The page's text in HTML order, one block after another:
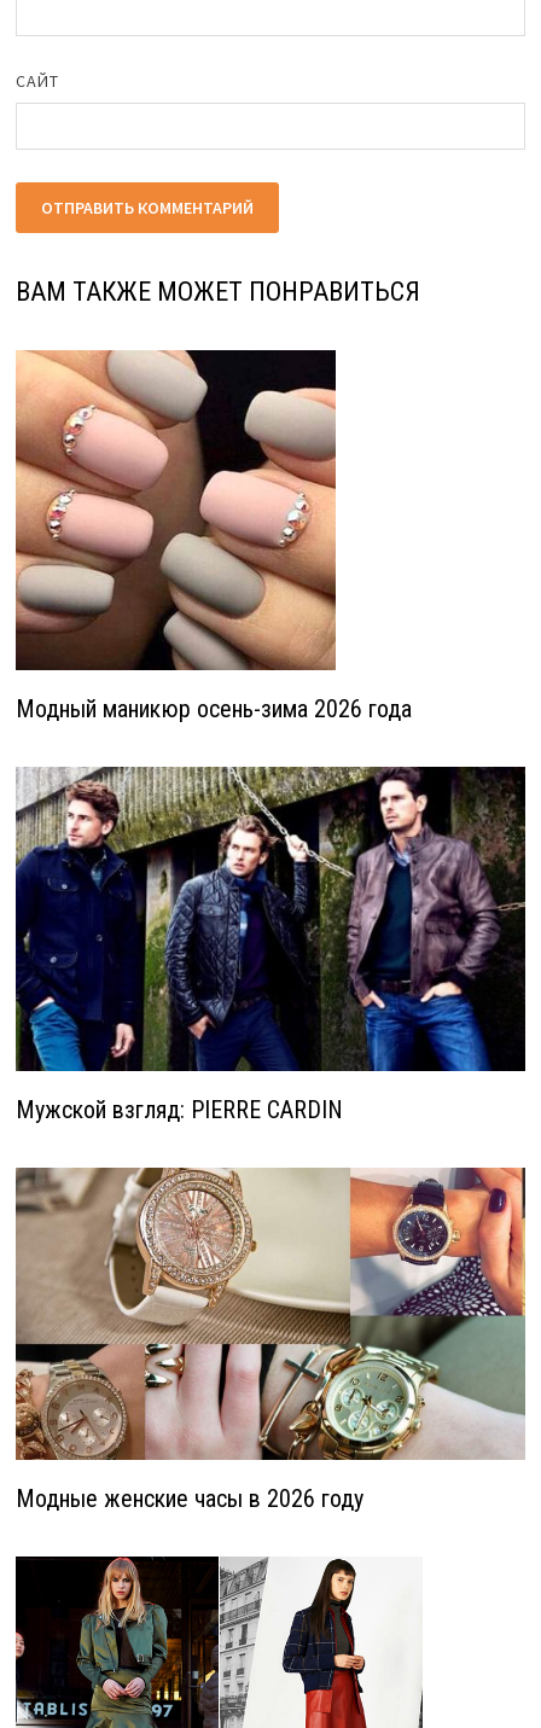
САЙТ
ВАМ ТАКЖЕ МОЖЕТ ПОНРАВИТЬСЯ
Модный маникюр осень-зима 2026 года
Мужской взгляд: PIERRE CARDIN
Модные женские часы в 2026 году